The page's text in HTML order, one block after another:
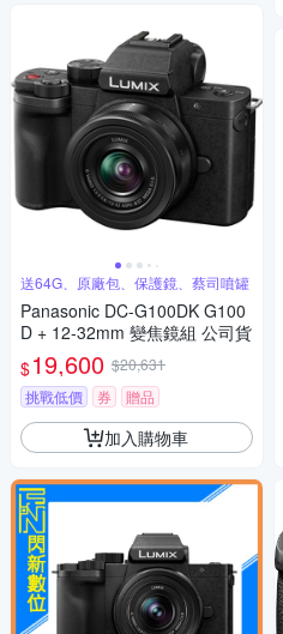
送64G、原廠包、保護鏡、蔡司噴罐
Panasonic DC-G100DK G100
D + 12-32mm 變焦鏡組 公司貨
$19,600 $20,631
挑戰低價
券 贈品
加入購物車